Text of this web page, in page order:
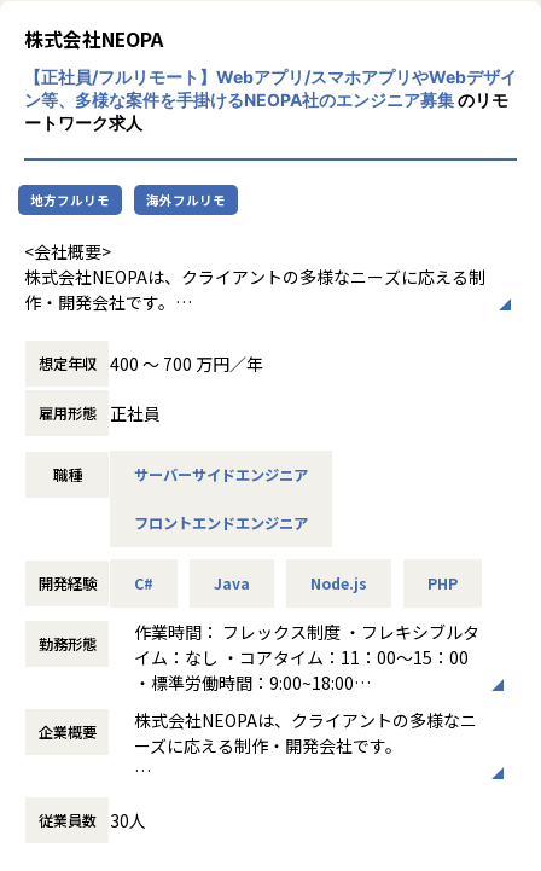
すべての業務への転換可能性あり
セスするファンサイトの運用・改善を継続し
て対応しています。
また、これまでIT企業が参入していなかった
映画製作にも挑戦。ITの力で世の中を良くす
ることを目指しつつ、分野にとらわれず自分
たちが価値を感じる事業に積極的に取り組ん
でいます。
株式会社NEOPA
【正社員/フルリモート】Webアプリ/スマホアプリやWebデザイ
ン等、多様な案件を手掛けるNEOPA社のエンジニア募集のリモ
ートワーク求人
地方フルリモ 海外フルリモ
<会社概要>
株式会社NEOPAは、クライアントの多様なニーズに応える制
作・開発会社です。
主力の受託開発事業では、ニーズが高いスマホアプリの開発
をはじめ、WebサイトやWebデザイン、Webアプリの開発な
どを幅広く担当。案件はクライアントとの直接取引で、社内
で企画から開発、運用までを一貫して行います。
トータルデザインを担当したほか、10万人以上のユーザーが
対応しています。
また、これまでIT企業が参入していなかった映画製作にも挑
らわれず自分たちが価値を感じる事業に積極的に取り組んで
います。
クラウドを使ったインフラ構築・運用、品質を支えるプログ
ラミング、UXに関わるフロントエンドエンジニアリング等、
ともに開発を進めていきたい方を募集します。
想定年収 400 〜 700 万円／年
雇用形態 正社員
職種 サーバーサイドエンジニア
フロントエンドエンジニア
開発経験 C# Java Node.js PHP
勤務形態
作業時間： フレックス制度 ・フレキシブルタ
イム：なし ・コアタイム：11：00～15：00
・標準労働時間：9:00~18:00
働き方：
フレックス制（コアタイムあり）
時間外労働の有無： 有（月平均20時間）
休憩時間： 60分
企業概要
株式会社NEOPAは、クライアントの多様なニ
ーズに応える制作・開発会社です。
ホアプリの開発をはじめ、WebサイトやWeb
従業員数 30人